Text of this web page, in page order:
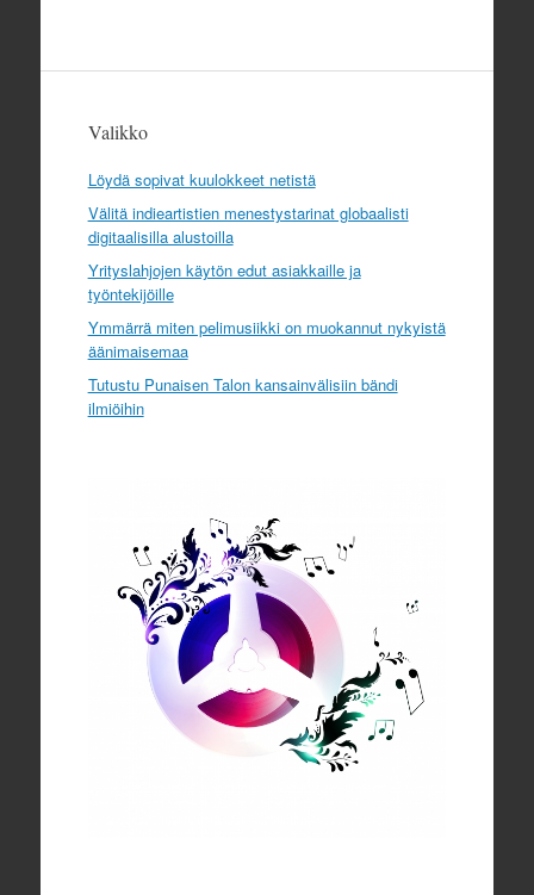
Valikko
Löydä sopivat kuulokkeet netistä
Välitä indieartistien menestystarinat globaalisti
digitaalisilla alustoilla
Yrityslahjojen käytön edut asiakkaille ja
työntekijöille
Ymmärrä miten pelimusiikki on muokannut nykyistä
äänimaisemaa
Tutustu Punaisen Talon kansainvälisiin bändi
ilmiöihin